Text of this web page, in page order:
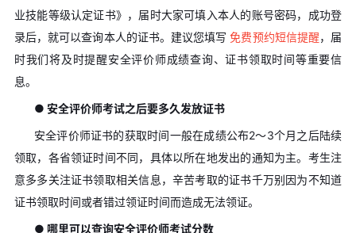
业技能等级认定证书》，届时大家可填入本人的账号密码，成功登
录后，就可以查询本人的证书。建议您填写 免费预约短信提醒，届
时我们将及时提醒安全评价师成绩查询、证书领取时间等重要信
息。
● 安全评价师考试之后要多久发放证书
安全评价师证书的获取时间一般在成绩公布2～3个月之后陆续
领取，各省领证时间不同，具体以所在地发出的通知为主。考生注
意多多关注证书领取相关信息，辛苦考取的证书千万别因为不知道
证书领取时间或者错过领证时间而造成无法领证。
● 哪里可以查询安全评价师考试分数